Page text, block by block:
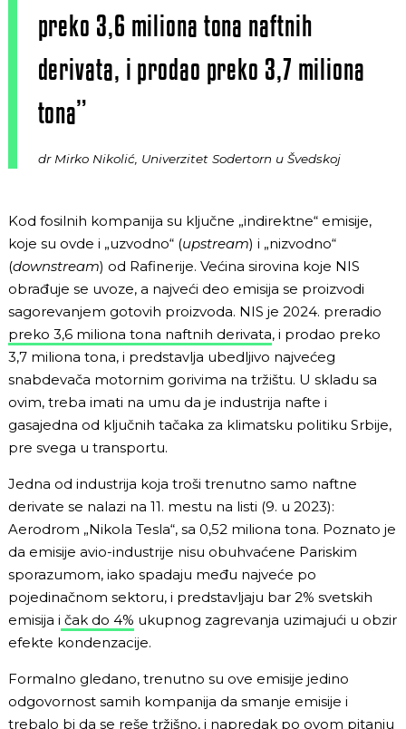
preko 3,6 miliona tona naftnih
derivata, i prodao preko 3,7 miliona
tona”
dr Mirko Nikolić, Univerzitet Sodertorn u Švedskoj
Kod fosilnih kompanija su ključne „indirektne“ emisije,
koje su ovde i „uzvodno“ (upstream) i „nizvodno“
(downstream) od Rafinerije. Većina sirovina koje NIS
obrađuje se uvoze, a najveći deo emisija se proizvodi
sagorevanjem gotovih proizvoda. NIS je 2024. preradio
preko 3,6 miliona tona naftnih derivata, i prodao preko
3,7 miliona tona, i predstavlja ubedljivo najvećeg
snabdevača motornim gorivima na tržištu. U skladu sa
ovim, treba imati na umu da je industrija nafte i
gasajedna od ključnih tačaka za klimatsku politiku Srbije,
pre svega u transportu.
Jedna od industrija koja troši trenutno samo naftne
derivate se nalazi na 11. mestu na listi (9. u 2023):
Aerodrom „Nikola Tesla“, sa 0,52 miliona tona. Poznato je
da emisije avio-industrije nisu obuhvaćene Pariskim
sporazumom, iako spadaju među najveće po
pojedinačnom sektoru, i predstavljaju bar 2% svetskih
emisija i čak do 4% ukupnog zagrevanja uzimajući u obzir
efekte kondenzacije.
Formalno gledano, trenutno su ove emisije jedino
odgovornost samih kompanija da smanje emisije i
trebalo bi da se reše tržišno, i napredak po ovom pitanju